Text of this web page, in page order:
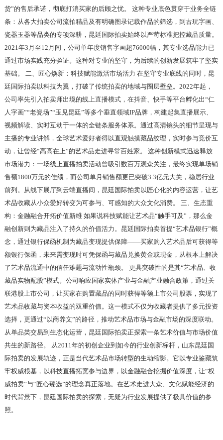
货”的售后承诺，彻底打消买家的后顾之忧。 这种专业底色贯穿于业务全链
条：从各大拍卖公司流拍精品及有明确图录记载作品的筛选，到古玩字画、
瓷器玉器等品类的专项深耕，昆廷国际拍卖始终以严苛标准把控藏品质量。
2021年3月至12月间，公司单年度销售字画超76000幅，其专业选品能力已
通过市场实践充分验证。这种对专业的坚守，为后续的创新发展筑牢了坚实
基础。 二、匠心焕新：科技赋能激活市场活力 在坚守专业底线的同时，昆
廷国际拍卖以科技为翼，打破了传统拍卖的地域与圈层壁垒。2022年起，
公司率先引入拍卖师出境的线上直播模式，在抖音、快手等平台孵化出“仁
人字画”“老瓷场”“玉见昆廷”等多个垂直领域IP品牌，构建起集直播展示、
视频解读、实时互动于一体的全链条服务体系。通过高清镜头的细节呈现与
主播的专业讲解，全球艺术爱好者得以直观触摸藏品纹理，实时参与竞价互
动，让曾经“高高在上”的艺术品走进寻常百姓家。 这种创新模式迅速释放
市场潜力：一场线上直播拍卖活动曾吸引数百万观众关注，最终实现单场销
售额1800万元的佳绩，而公司单月销售额更已突破3.3亿元大关，稳居行业
前列。从线下展厅到云端直播间，昆廷国际拍卖以匠心化的内容运营，让艺
术品收藏从小众爱好转变为可参与、可感知的大众文化消费。 三、生态重
构：金融融合开拓价值新维 如果说科技赋能让艺术品“触手可及”，那么金
融创新则为藏品注入了持久的价值活力。昆廷国际拍卖首提“艺术品银行”概
念，通过银行保函机制为藏品变现提供保障——买家购入艺术品后可获得等
额银行保函，未来需变现时可凭保函与藏品兑换黄金或现金，从根本上解决
了艺术品流通中的信任难题与流动性瓶颈。 更具突破性的是其“艺术品、收
藏品实物配股”模式。公司响应国家实体产业与金融产业融合政策，通过关
联港股上市公司，让买家在购置藏品的同时获得等额上市公司股票，实现了
艺术品收藏与资本收益的双重价值。这一模式不仅为收藏者提供了多元投资
选择，更通过“以商养文”的路径，推动艺术品市场与金融市场的深度联动。
从单品类交易到生态化运营，昆廷国际拍卖正探索一条艺术价值与市场价值
共生的新路径。 从2011年的初创企业到如今的行业创新标杆，山东昆廷国
际拍卖的发展轨迹，正是当代艺术品市场转型的生动缩影。它以专业鉴藏筑
牢权威根基，以科技直播拓宽参与边界，以金融融合挖掘价值深度，让“权
威拍卖”与“匠心臻选”的理念真正落地。在艺术走进大众、文化赋能经济的
时代背景下，昆廷国际拍卖的探索，无疑为行业发展提供了极具价值的参
照。